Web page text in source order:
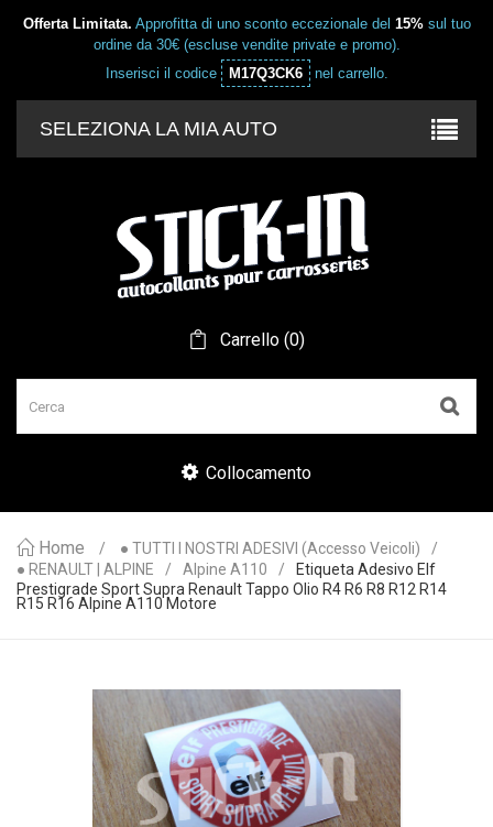
Offerta Limitata. Approfitta di uno sconto eccezionale del 15%sul tuo
ordine da 30€ (escluse vendite private e promo).
Inserisci il codice
M17Q3CK6 nel carrello.
SELEZIONA LA MIA AUTO
Carrello (0)
Collocamento
Home
● TUTTI I NOSTRI ADESIVI (accesso Veicoli)
● RENAULT | ALPINE
Alpine A110
Etiqueta Adesivo Elf
Prestigrade Sport Supra Renault Tappo Olio R4 R6 R8 R12 R14
R15 R16 Alpine A110 Motore